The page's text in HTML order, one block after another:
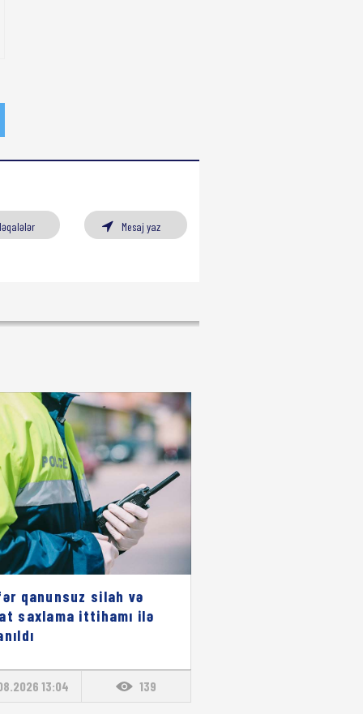
Mesaj yaz
qanunsuz silah və
saxlama ittihamı ilə
13:04 139